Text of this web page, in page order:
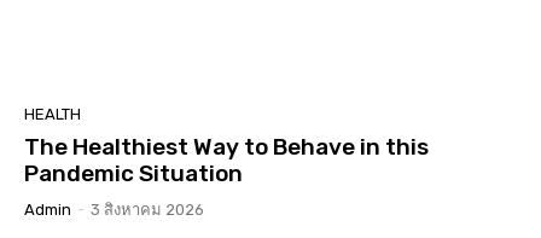
HEALTH
The Healthiest Way to Behave in this
Pandemic Situation
Admin - 3 สิงหาคม 2026